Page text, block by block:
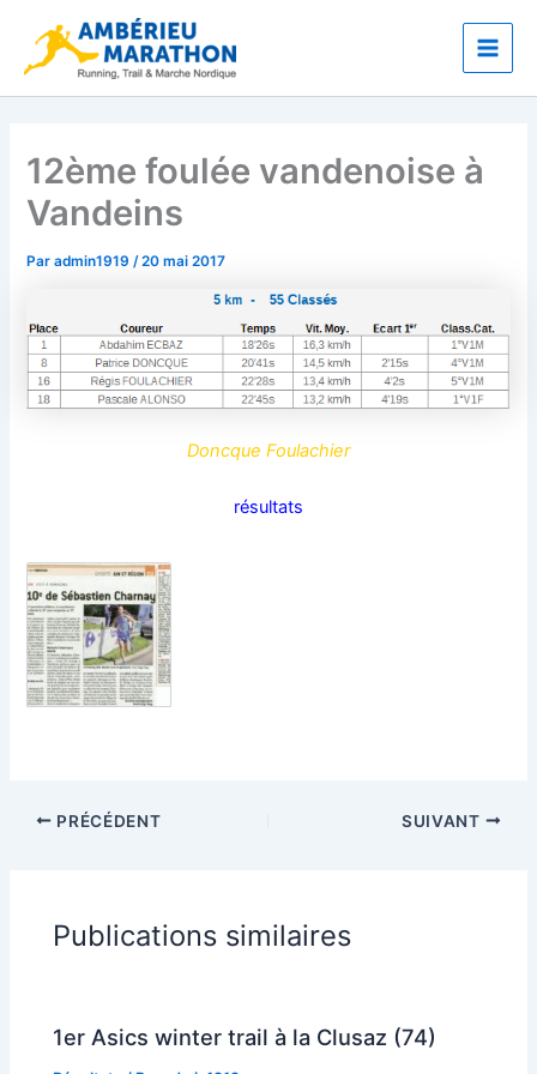
contenu
Main
12ème foulée vandenoise à
Vandeins
Paradmin1919/20 mai 2017
Doncque Foulachier
résultats
PRÉCÉDENT SUIVANT
Publications similaires
1er Asics winter trail à la Clusaz (74)